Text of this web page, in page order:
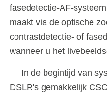
fasedetectie-AF-
maakt via de optische
contrastdetectie- of
wanneer u het
In de begintijd van
DSLR's gemakkelijk